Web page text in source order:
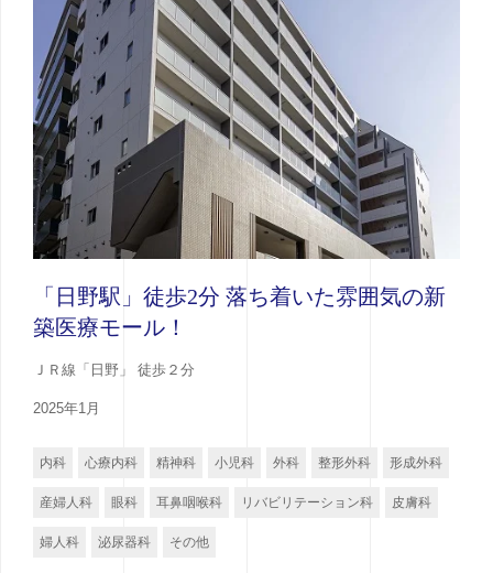
「日野駅」徒歩2分 落ち着いた雰囲気の新
築医療モール！
ＪＲ線「日野」 徒歩２分
2025年1月
内科 心療内科 精神科 小児科 外科 整形外科 形成外科
産婦人科 眼科 耳鼻咽喉科 リバビリテーション科 皮膚科
婦人科 泌尿器科 その他